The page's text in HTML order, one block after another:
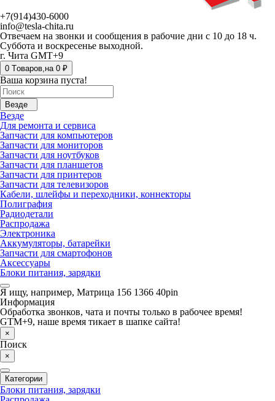
+7(914)430-6000
info@tesla-chita.ru
Отвечаем на звонки и сообщения в рабочие дни с 10 до 18 ч.
Суббота и воскресенье выходной.
г. Чита GMT+9
0 Tоваров,на 0 ₽
Ваша корзина пуста!
Везде
Везде
Для ремонта и сервиса
Запчасти для компьютеров
Запчасти для мониторов
Запчасти для ноутбуков
Запчасти для планшетов
Запчасти для принтеров
Запчасти для телевизоров
Кабели, шлейфы и переходники, коннекторы
Полиграфия
Радиодетали
Распродажа
Электроника
Аккумуляторы, батарейки
Запчасти для смартофонов
Аксессуары
Блоки питания, зарядки
Я ищу, например, Матрица 156 1366 40pin
Информация
Обработка звонков, чата и почты только в рабочее время!
GTM+9, наше время тикает в шапке сайта!
×
Поиск
×
Категории
Блоки питания, зарядки